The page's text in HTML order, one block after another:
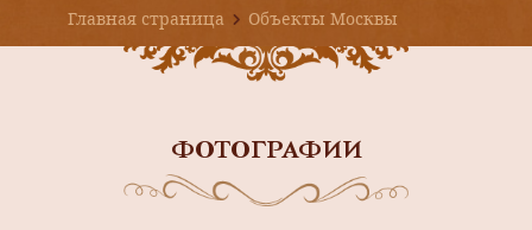
Главная страница
Объекты Москвы
ФОТОГРАФИИ